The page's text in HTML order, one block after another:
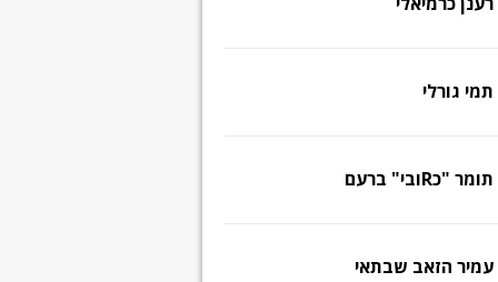
תמי גורלי
תומר "כRובי" ברעם
עמיר הזאב שבתאי